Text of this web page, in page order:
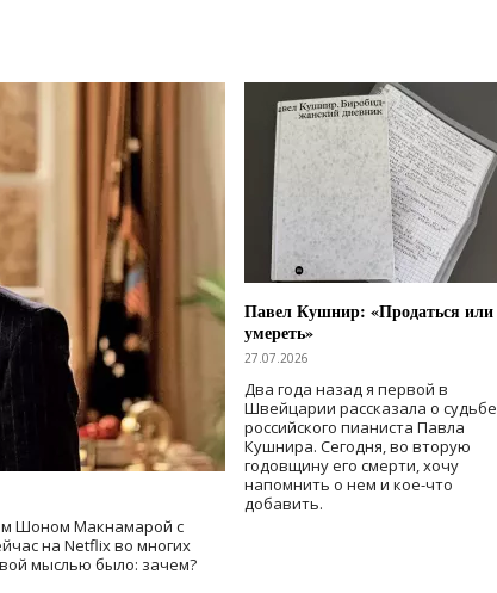
Шоном Макнамарой с
на Netflix во многих
мыслью было: зачем?
Павел Кушнир: «Продаться или
умереть»
27.07.2026
Два года назад я первой в
Швейцарии рассказала о судьбе
российского пианиста Павла
Кушнира. Сегодня, во вторую
годовщину его смерти, хочу
напомнить о нем и кое-что
добавить.